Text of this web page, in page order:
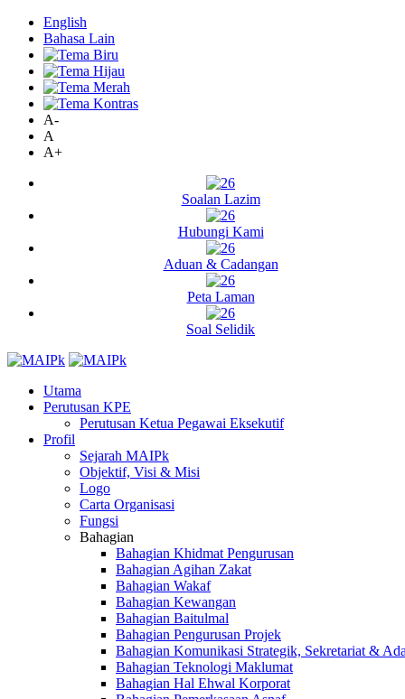
English
Bahasa Lain
A-
A
A+
Soalan Lazim
Hubungi Kami
Aduan & Cadangan
Peta Laman
Soal Selidik
Utama
Perutusan KPE
Perutusan Ketua Pegawai Eksekutif
Profil
Sejarah MAIPk
Objektif, Visi & Misi
Logo
Carta Organisasi
Fungsi
Bahagian
Bahagian Khidmat Pengurusan
Bahagian Agihan Zakat
Bahagian Wakaf
Bahagian Kewangan
Bahagian Baitulmal
Bahagian Pengurusan Projek
Bahagian Komunikasi Strategik, Sekretariat &
Bahagian Teknologi Maklumat
Bahagian Hal Ehwal Korporat